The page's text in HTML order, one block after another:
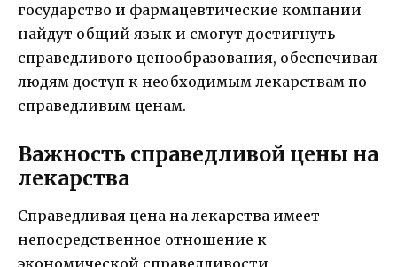
государство и фармацевтические компании
найдут общий язык и смогут достигнуть
справедливого ценообразования, обеспечивая
людям доступ к необходимым лекарствам по
справедливым ценам.
Важность справедливой цены на
лекарства
Справедливая цена на лекарства имеет
непосредственное отношение к